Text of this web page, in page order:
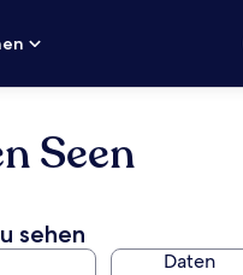
Seen
sehen
Daten